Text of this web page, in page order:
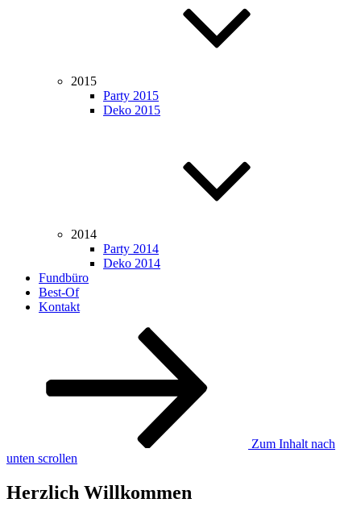
2015
Party 2015
Deko 2015
2014
Party 2014
Deko 2014
Fundbüro
Best-Of
Kontakt
Zum Inhalt nach
unten scrollen
Herzlich Willkommen